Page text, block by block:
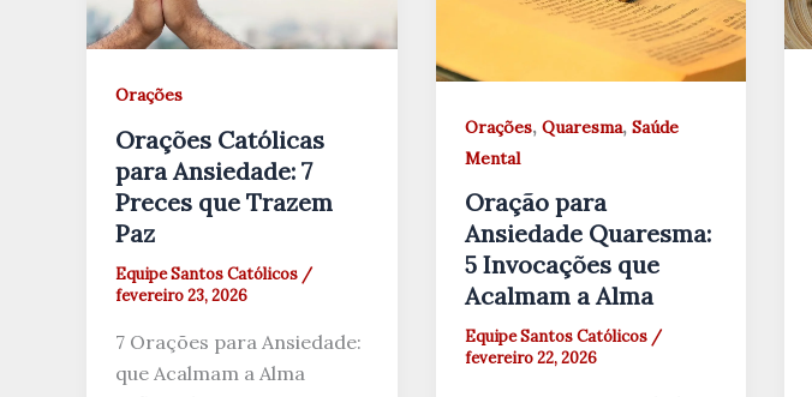
Orações
Orações Católicas
para Ansiedade: 7
Preces que Trazem
Paz
Equipe Santos Católicos /
fevereiro 23, 2026
7 Orações para Ansiedade:
que Acalmam a Alma
Orações, Quaresma, Saúde
Mental
Oração para
Ansiedade Quaresma:
5 Invocações que
Acalmam a Alma
Equipe Santos Católicos /
fevereiro 22, 2026